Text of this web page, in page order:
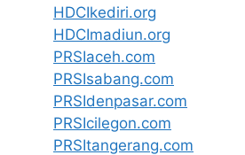
HDCIkediri.org
HDCImadiun.org
PRSIaceh.com
PRSIsabang.com
PRSIdenpasar.com
PRSIcilegon.com
PRSItangerang.com